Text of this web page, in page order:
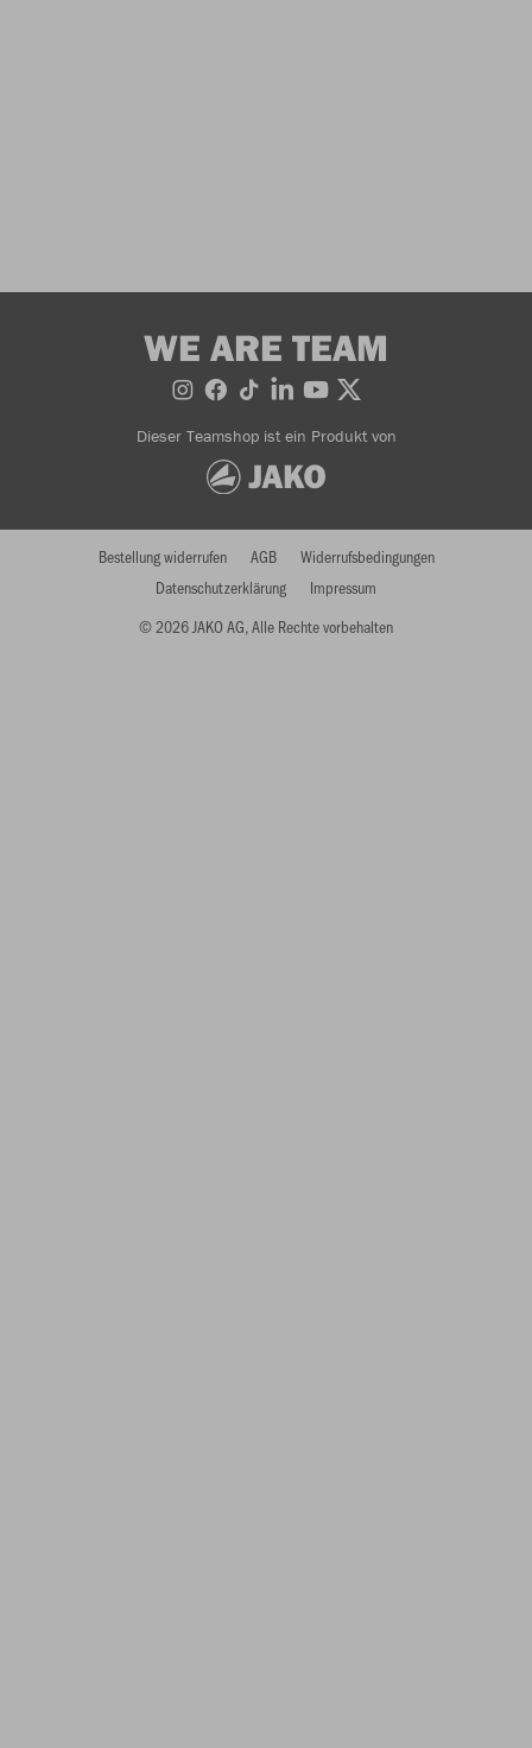
WE ARE TEAM
Dieser Teamshop ist ein Produkt von
© 2026 JAKO AG, Alle Rechte vorbehalten
Bestellung widerrufen AGB
Widerrufsbedingungen
Datenschutzerklärung
Impressum